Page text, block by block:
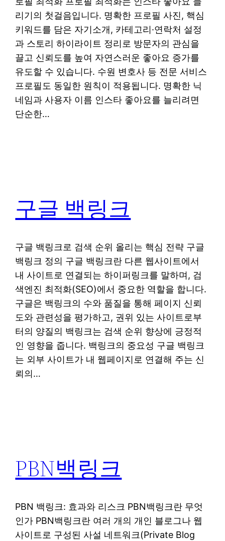
리기의 첫걸음입니다. 명확한 프로필 사진, 핵심
키워드를 담은 자기소개, 카테고리·연락처 설정
과 스토리 하이라이트 정리로 방문자의 관심을
끌고 신뢰도를 높여 자연스러운 좋아요 증가를
유도할 수 있습니다. 수원 변호사 등 전문 서비스
프로필도 동일한 원칙이 적용됩니다. 명확한 닉
네임과 사용자 이름 인스타 좋아요를 늘리려면
단순한…
구글 백링크
구글 백링크로 검색 순위 올리는 핵심 전략 구글
백링크 정의 구글 백링크란 다른 웹사이트에서
내 사이트로 연결되는 하이퍼링크를 말하며, 검
색엔진 최적화(SEO)에서 중요한 역할을 합니다.
구글은 백링크의 수와 품질을 통해 페이지 신뢰
도와 관련성을 평가하고, 권위 있는 사이트로부
터의 양질의 백링크는 검색 순위 향상에 긍정적
인 영향을 줍니다. 백링크의 중요성 구글 백링크
는 외부 사이트가 내 웹페이지로 연결해 주는 신
뢰의…
PBN백링크
PBN 백링크: 효과와 리스크 PBN백링크란 무엇
인가 PBN백링크란 여러 개의 개인 블로그나 웹
사이트로 구성된 사설 네트워크(Private Blog